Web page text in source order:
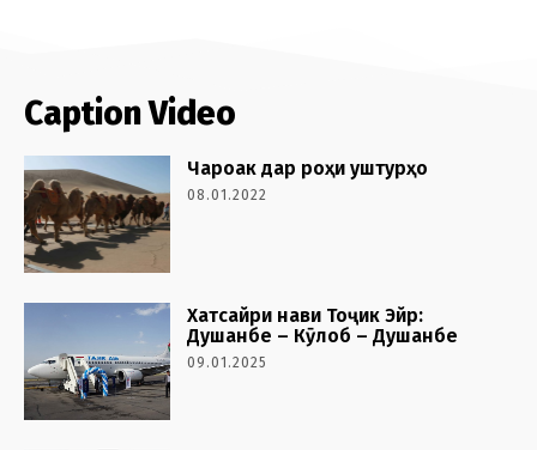
Caption Video
Чароғак дар роҳи уштурҳо
08.01.2022
Хатсайри нави Тоҷик Эйр:
Душанбе – Кӯлоб – Душанбе
09.01.2025